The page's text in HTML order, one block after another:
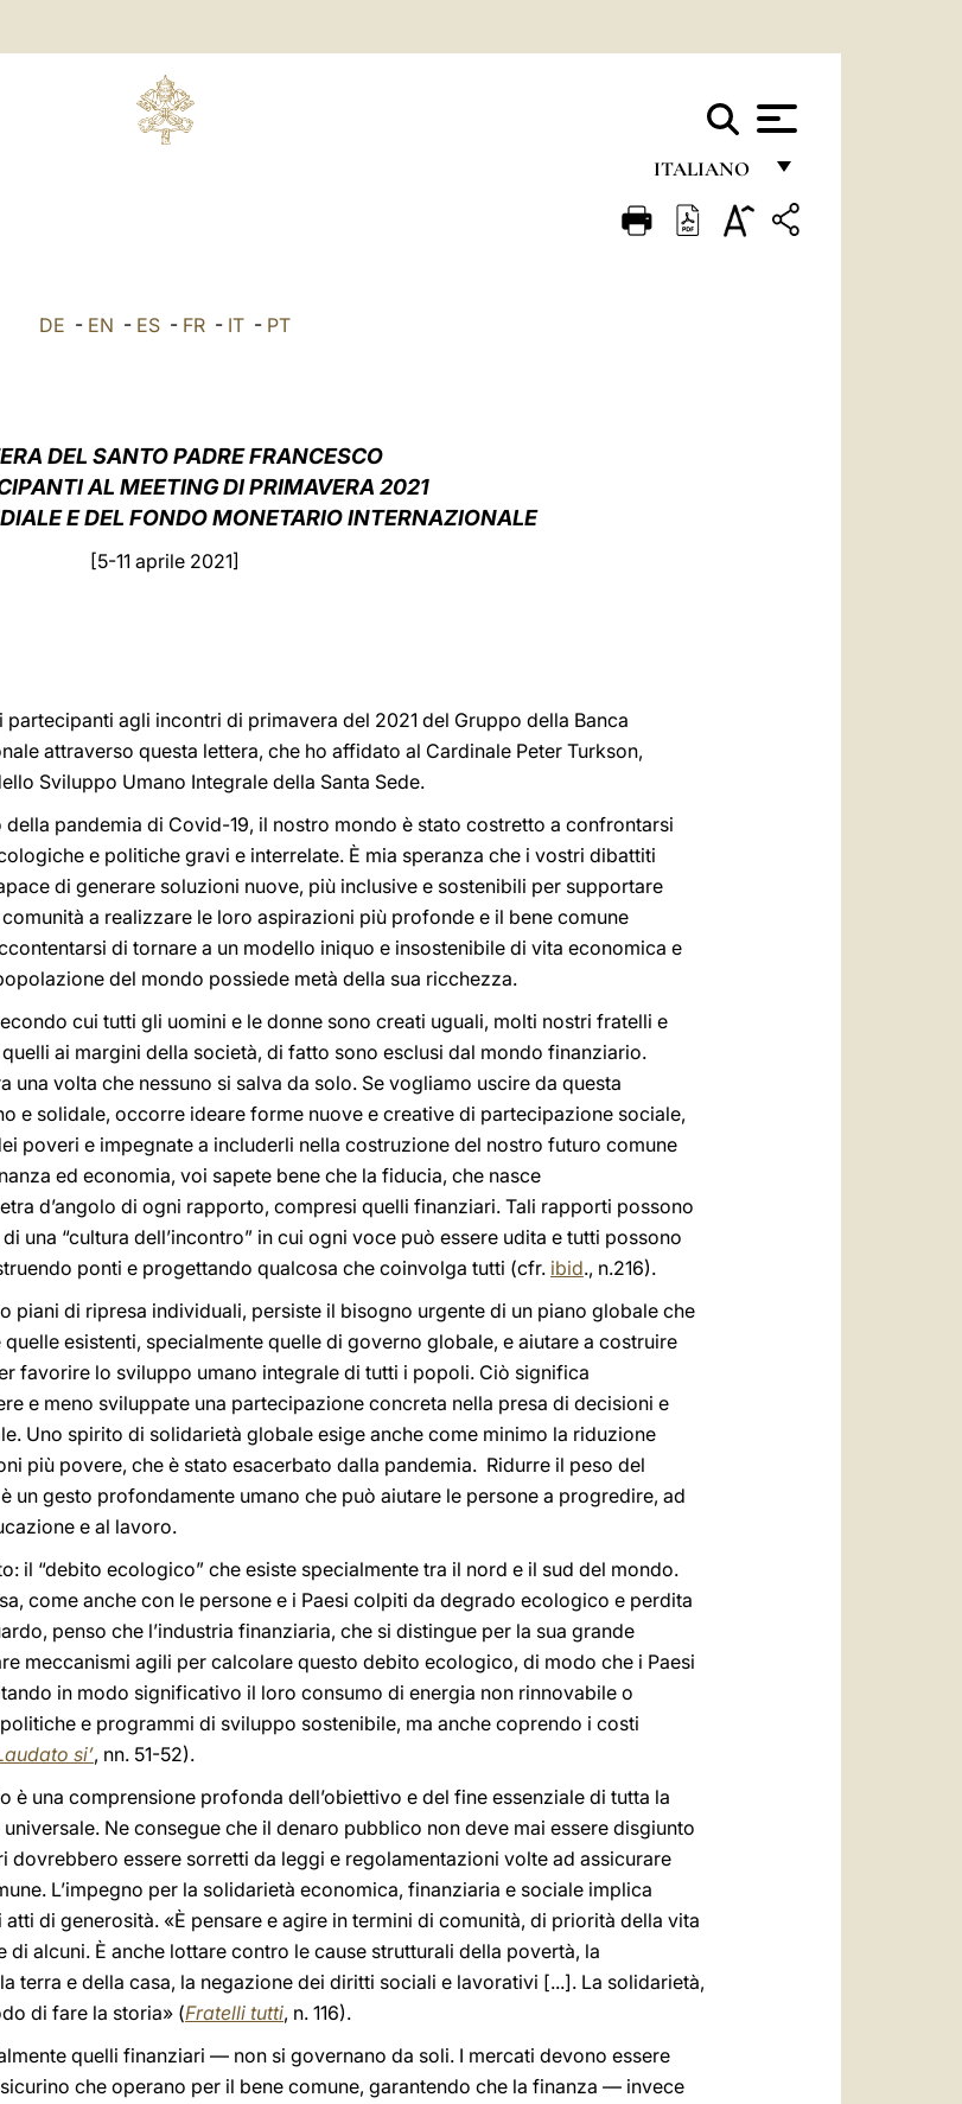
ITALIANO
FRANÇAIS
DE - EN - ES - FR - IT - PT
DEL SANTO PADRE FRANCESCO
AL MEETING DI PRIMAVERA 2021
E DEL FONDO MONETARIO INTERNAZIONALE
[5-11 aprile 2021]
agli incontri di primavera del 2021 del Gruppo della Banca
attraverso questa lettera, che ho affidato al Cardinale Peter Turkson,
Sviluppo Umano Integrale della Santa Sede.
della pandemia di Covid-19, il nostro mondo è stato costretto a confrontarsi
e politiche gravi e interrelate. È mia speranza che i vostri dibattiti
di generare soluzioni nuove, più inclusive e sostenibili per supportare
a realizzare le loro aspirazioni più profonde e il bene comune
di tornare a un modello iniquo e insostenibile di vita economica e
del mondo possiede metà della sua ricchezza.
cui tutti gli uomini e le donne sono creati uguali, molti nostri fratelli e
ai margini della società, di fatto sono esclusi dal mondo finanziario.
una volta che nessuno si salva da solo. Se vogliamo uscire da questa
e solidale, occorre ideare forme nuove e creative di partecipazione sociale,
poveri e impegnate a includerli nella costruzione del nostro futuro comune
ed economia, voi sapete bene che la fiducia, che nasce
d’angolo di ogni rapporto, compresi quelli finanziari. Tali rapporti possono
una “cultura dell’incontro” in cui ogni voce può essere udita e tutti possono
ponti e progettando qualcosa che coinvolga tutti (cfr. ibid., n.216).
piani di ripresa individuali, persiste il bisogno urgente di un piano globale che
esistenti, specialmente quelle di governo globale, e aiutare a costruire
favorire lo sviluppo umano integrale di tutti i popoli. Ciò significa
e meno sviluppate una partecipazione concreta nella presa di decisioni e
Uno spirito di solidarietà globale esige anche come minimo la riduzione
più povere, che è stato esacerbato dalla pandemia. Ridurre il peso del
un gesto profondamente umano che può aiutare le persone a progredire, ad
e al lavoro.
il “debito ecologico” che esiste specialmente tra il nord e il sud del mondo.
come anche con le persone e i Paesi colpiti da degrado ecologico e perdita
penso che l’industria finanziaria, che si distingue per la sua grande
meccanismi agili per calcolare questo debito ecologico, di modo che i Paesi
in modo significativo il loro consumo di energia non rinnovabile o
e programmi di sviluppo sostenibile, ma anche coprendo i costi
si’, nn. 51-52).
è una comprensione profonda dell’obiettivo e del fine essenziale di tutta la
Ne consegue che il denaro pubblico non deve mai essere disgiunto
dovrebbero essere sorretti da leggi e regolamentazioni volte ad assicurare
L’impegno per la solidarietà economica, finanziaria e sociale implica
di generosità. «È pensare e agire in termini di comunità, di priorità della vita
alcuni. È anche lottare contro le cause strutturali della povertà, la
terra e della casa, la negazione dei diritti sociali e lavorativi [...]. La solidarietà,
di fare la storia» (Fratelli tutti, n. 116).
quelli finanziari — non si governano da soli. I mercati devono essere
che operano per il bene comune, garantendo che la finanza — invece